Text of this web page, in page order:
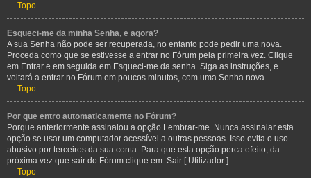
Topo
Esqueci-me da minha Senha, e agora?
A sua Senha não pode ser recuperada, no entanto pode pedir uma nova.
Proceda como que se estivesse a entrar no Fórum pela primeira vez. Clique
em Entrar e em seguida em Esqueci-me da senha. Siga as instruções, e
voltará a entrar no Fórum em poucos minutos, com uma Senha nova.
Topo
Por que entro automaticamente no Fórum?
Porque anteriormente assinalou a opção Lembrar-me. Nunca assinalar esta
opção se usar um computador acessível a outras pessoas. Isso evita o uso
abusivo por terceiros da sua conta. Para que esta opção perca efeito, da
próxima vez que sair do Fórum clique em: Sair [ Utilizador ]
Topo